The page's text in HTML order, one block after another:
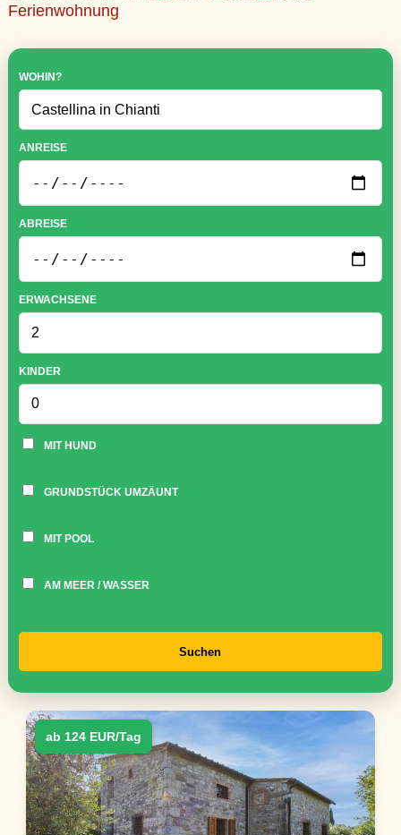
Ferienwohnung
WOHIN?
ANREISE
ABREISE
ERWACHSENE
KINDER
MIT HUND
GRUNDSTÜCK UMZÄUNT
MIT POOL
AM MEER / WASSER
Suchen
ab 124 EUR/Tag